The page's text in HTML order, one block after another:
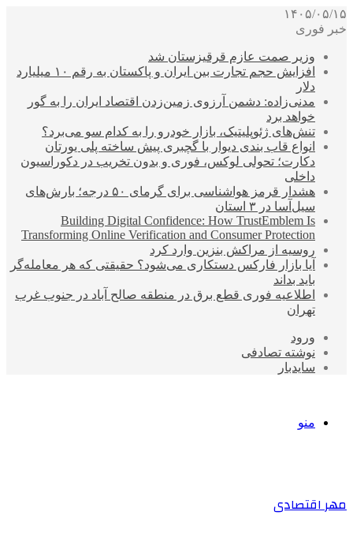
۱۴۰۵/۰۵/۱۵
خبر فوری
وزیر صمت عازم قرقیزستان شد
افزایش حجم تجارت بین ایران و پاکستان به رقم ۱۰ میلیارد
دلار
مدنی‌زاده: دشمن آرزوی زمین‌زدن اقتصاد ایران را به گور
خواهد برد
تنش‌های ژئوپلیتیک، بازار خودرو را به کدام سو می‌برد؟
انواع قاب بندی دیوار با گچبری پیش ساخته پلی یورتان
دکارت؛ تحولی لوکس، فوری و بدون تخریب در دکوراسیون
داخلی
هشدار قرمز هواشناسی برای گرمای ۵۰ درجه؛ بارش‌های
سیل‌آسا در ۳ استان
Building Digital Confidence: How TrustEmblem Is
Transforming Online Verification and Consumer Protection
روسیه از مراکش بنزین وارد کرد
آیا بازار فارکس دستکاری می‌شود؟ حقیقتی که هر معامله‌گر
باید بداند
اطلاعیه فوری قطع برق در منطقه صالح آباد در جنوب غرب
تهران
ورود
نوشته تصادفی
سایدبار
منو
مهر اقتصادی